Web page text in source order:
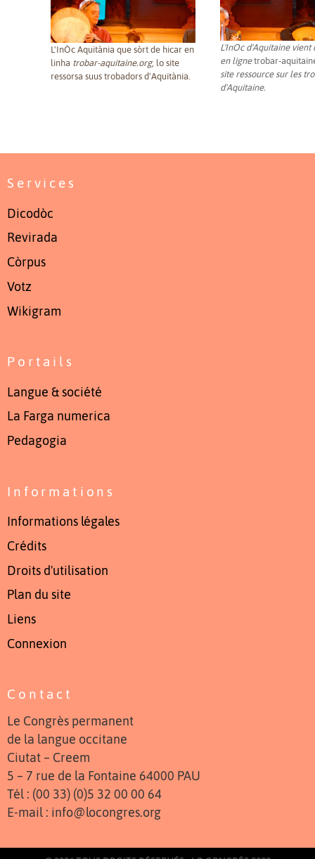
L'InÒc Aquitània que sòrt de hicar en
linha trobar-aquitaine.org, lo site
ressorsa suus trobadors d'Aquitània.
L'InOc d'Aquitaine vient
en lignetrobar-
site ressource sur les
d'Aquitaine.
Services
Dicodòc
Revirada
Còrpus
Votz
Wikigram
Portails
Langue & société
La Farga numerica
Pedagogia
Informations
Informations légales
Crédits
Droits d'utilisation
Plan du site
Liens
Connexion
Contact
Le Congrès permanent
de la langue occitane
Ciutat – Creem
5 – 7 rue de la Fontaine 64000 PAU
Tél : (00 33) (0)5 32 00 00 64
E-mail : info@locongres.org